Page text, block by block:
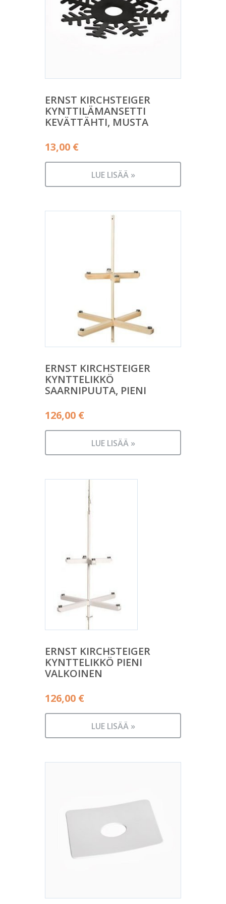
ERNST KIRCHSTEIGER
KYNTTILÄMANSETTI
KEVÄTTÄHTI, MUSTA
13,00 €
LUE LISÄÄ »
ERNST KIRCHSTEIGER
KYNTTELIKKÖ
SAARNIPUUTA, PIENI
126,00 €
LUE LISÄÄ »
ERNST KIRCHSTEIGER
KYNTTELIKKÖ PIENI
VALKOINEN
126,00 €
LUE LISÄÄ »